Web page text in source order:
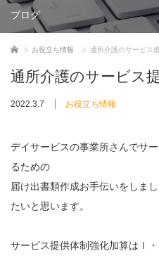
ブログ
ホーム お役立ち情報 通所介護のサービス
通所介護のサービス
2022.3.7 お役立ち情報
デイサービスの事業所さんでサ
るための
届け出書類作成お手伝いをしま
たいと思います。
サービス提供体制強化加算はⅠ